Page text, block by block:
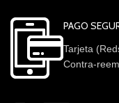
PAGO
Tarjeta
Contra-